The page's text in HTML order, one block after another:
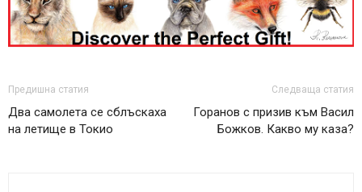
Предишна статия
Два самолета се сблъскаха
на летище в Токио
Следваща статия
Горанов с призив към Васил
Божков. Какво му каза?